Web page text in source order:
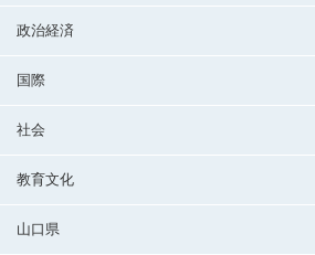
政治経済
国際
社会
教育文化
山口県